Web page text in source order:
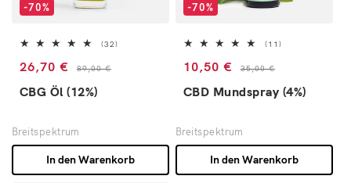
-70%
(32)32 Bewertungen insgesamt
Verkaufspreis
26,70 € Normaler Preis
89,00 €
CBG Öl (12%)
Breitspektrum
In den Warenkorb
-70%
(11)11 Bewertungen
Verkaufspreis
10,50 € Normaler Preis
35,00 €
CBD Mundspray (4%)
Breitspektrum
In den Warenkorb